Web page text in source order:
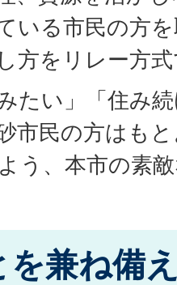
いる市民の方
方をリレー方
たい」「住み
市民の方はも
う、本市の素
を兼ね備